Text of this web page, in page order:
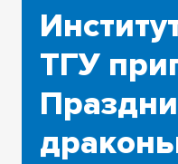
ТГУ